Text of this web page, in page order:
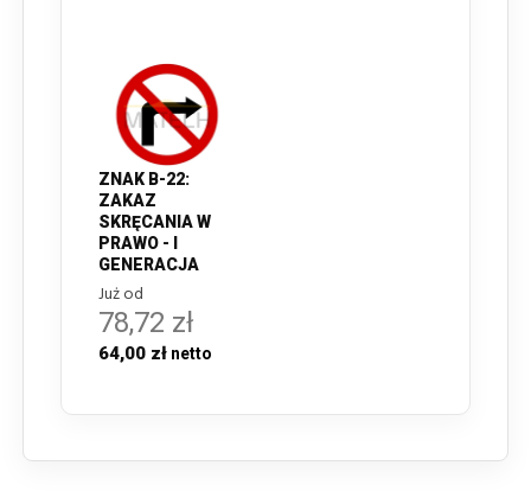
ZNAK B-22:
ZAKAZ
SKRĘCANIA W
PRAWO - I
GENERACJA
Już od
78,72 zł
64,00 zł